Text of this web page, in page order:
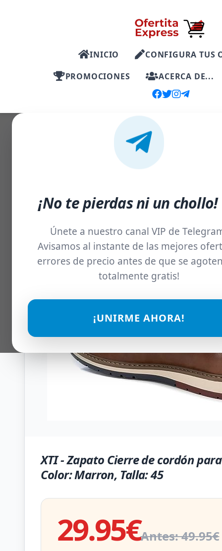
INICIO
CONFIGURA TUS
PROMOCIONES
ACERCA DE...
¡No te pierdas ni un
Únete a nuestro canal VIP de
Avisamos al instante de las mejores
errores de precio antes de que se
totalmente gratis!
¡UNIRME AHORA!
XTI - Zapato Cierre de cordón
Color: Marron, Talla: 45
29.95€Antes: 49.95€